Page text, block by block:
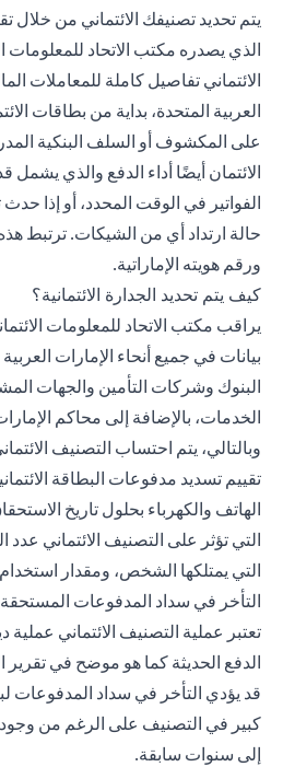
يتم تحديد تصنيفك الائتماني من خلال
الذي يصدره مكتب الاتحاد للمعلومات
الائتماني تفاصيل كاملة للمعاملات
العربية المتحدة، بداية من بطاقات
على المكشوف أو السلف البنكية
الائتمان أيضًا أداء الدفع والذي
الفواتير في الوقت المحدد، أو إذا
حالة ارتداد أي من الشيكات. ترتبط
ورقم هويته الإماراتية.
كيف يتم تحديد الجدارة الائتمانية؟
بيانات في جميع أنحاء الإمارات
البنوك وشركات التأمين والجهات
الخدمات، بالإضافة إلى محاكم
وبالتالي، يتم احتساب التصنيف
تقييم تسديد مدفوعات البطاقة
الهاتف والكهرباء بحلول تاريخ
التي تؤثر على التصنيف الائتماني
التي يمتلكها الشخص، ومقدار استخدام
التأخر في سداد المدفوعات
تعتبر عملية التصنيف الائتماني عملية
الدفع الحديثة كما هو موضح في
قد يؤدي التأخر في سداد المدفوعات
كبير في التصنيف على الرغم من
إلى سنوات سابقة.